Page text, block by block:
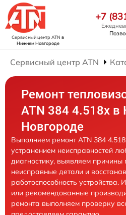
Сервисный центр ATN в
Нижнем Новгороде
+7
Сервисный центр ATN
Ремонт
ATN 384 4.518x
Новгороде
Выполняем ремонт ATN 384
устранением неисправностей
диагностику, выявляем причины
неисправные детали и
работоспособность устройства.
или рекомендованные
ремонта выполняем проверку